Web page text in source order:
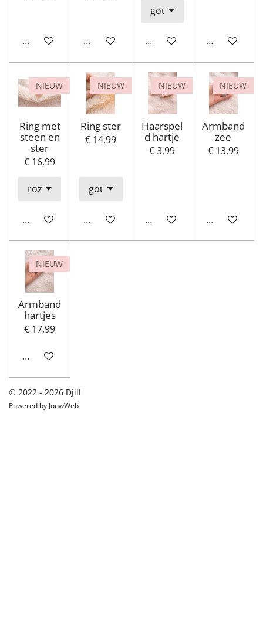
In winkelwagenHoud mij op de hoogteIn winkelwagenHoud mij
NIEUW
Ring met
steen en
ster
€ 16,99
In winkelwagen
NIEUW
Ring ster
€ 14,99
In winkelwagen
NIEUW
Haarspel
d hartje
€ 3,99
In winkelwagen
NIEUW
Armband
zee
€ 13,99
In
NIEUW
Armband
hartjes
€ 17,99
In winkelwagen
© 2022 - 2026 Djill
Powered by JouwWeb